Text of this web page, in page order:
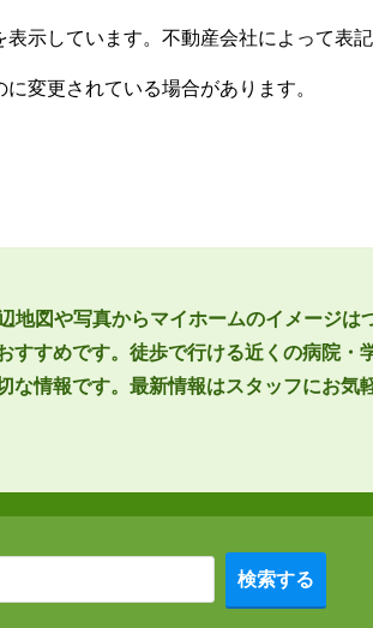
示しています。不動産会社によって表
変更されている場合があります。
地図や写真からマイホームのイメージは
すめです。徒歩で行ける近くの病院・
情報です。最新情報はスタッフにお気
検索する